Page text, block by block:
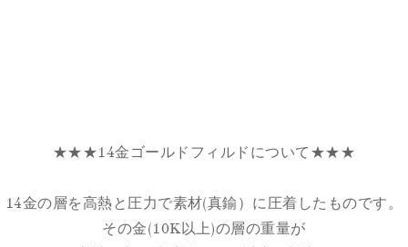
★★★14金ゴールドフィルドについて★★★
14金の層を高熱と圧力で素材(真鍮）に圧着したものです。
その金(10K以上)の層の重量が